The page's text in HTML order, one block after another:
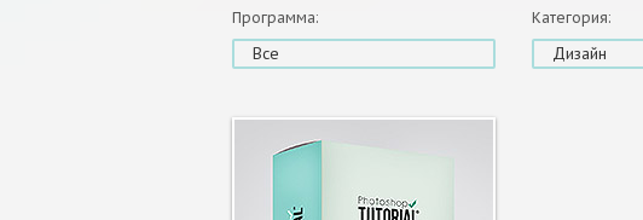
Программа:
Все
Категория:
Дизайн